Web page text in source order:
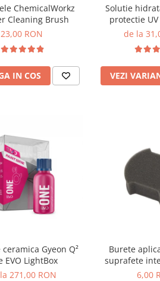
ChemicalWorkz
Cleaning Brush
23,00 RON
IN COS
Solutie
protectie
de la
VEZI
Gyeon Q²
EVO LightBox
271,00 RON
Burete
suprafete
6,00